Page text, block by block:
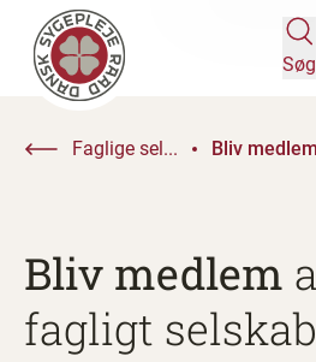
Søg
Faglige sel... Bliv
Bliv medlem
fagligt selskab